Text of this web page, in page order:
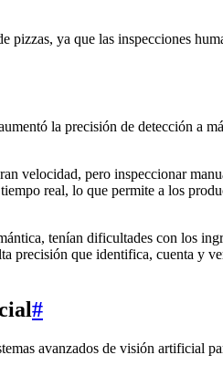
ya que las inspecciones
la precisión de detección a
velocidad, pero inspeccionar
real, lo que permite a los
tenían dificultades con los
precisión que identifica, cuenta y
#
avanzados de visión artificial